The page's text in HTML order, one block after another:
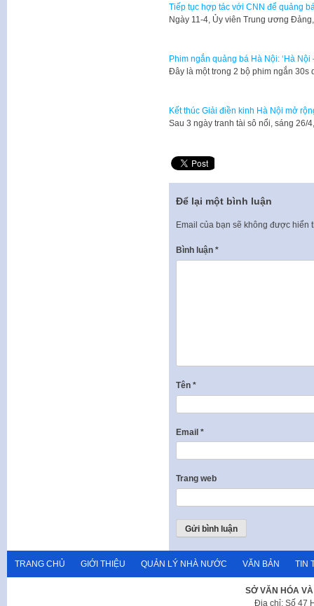
Tiếp tục hợp tác với CNN để quảng
Ngày 11-4, Ủy viên Trung ương
Phim ngắn quảng bá Hà Nội: ‘Hà Nội
Đây là một trong 2 bộ phim ngắn
Kết thúc Giải điền kinh Hà Nội mở
Sau 3 ngày tranh tài sô nổi, sáng
Để lại một bình luận
Email của bạn sẽ không được hiển
Bình luận *
Tên *
Email *
Trang web
TRANG CHỦ GIỚI THIỆU QUẢN LÝ NHÀ NƯỚC VĂN BẢN TIN
SỞ VĂN HÓA
Địa chỉ: Số 47